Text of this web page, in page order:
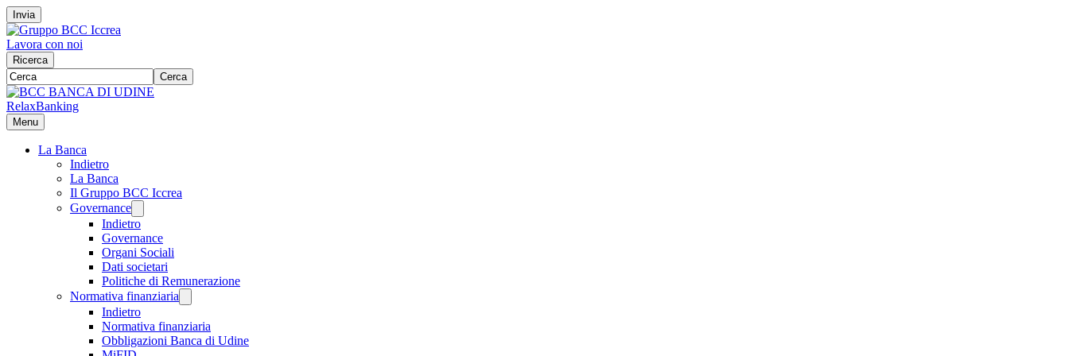
Invia
Lavora con noi
Ricerca
Cerca
RelaxBanking
Menu
La Banca
Indietro
La Banca
Il Gruppo BCC Iccrea
Governance
Indietro
Governance
Organi Sociali
Dati societari
Politiche di Remunerazione
Normativa finanziaria
Indietro
Normativa finanziaria
Obbligazioni Banca di Udine